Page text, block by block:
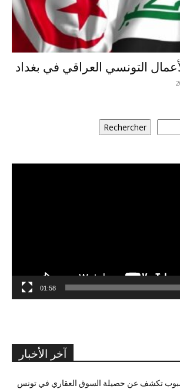
التونسي العراقي في بغداد
Rechercher
01:58
آخر الأخبار
تكشف عن حصيلة السوق العقاري في تونس